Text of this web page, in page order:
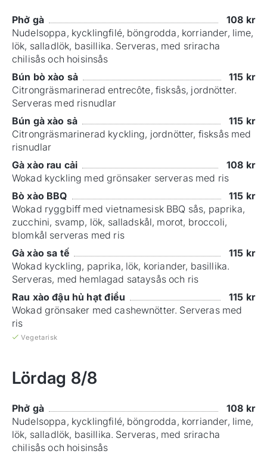
Phở gà 108 kr
Nudelsoppa, kycklingfilé, böngrodda, korriander, lime,
lök, salladlök, basillika. Serveras, med sriracha
chilisås och hoisinsås
Bún bò xào sả
115 kr
Citrongräsmarinerad entrecôte, fisksås, jordnötter.
Serveras med risnudlar
Bún gà xào sả
115 kr
Citrongräsmarinerad kyckling, jordnötter, fisksås med
risnudlar
Gà xào rau cải
108 kr
Wokad kyckling med grönsaker serveras med ris
Bò xào BBQ
115 kr
Wokad ryggbiff med vietnamesisk BBQ sås, paprika,
zucchini, svamp, lök, salladskål, morot, broccoli,
blomkål serveras med ris
Gà xào sa tế
115 kr
Wokad kyckling, paprika, lök, koriander, basillika.
Serveras, med hemlagad sataysås och ris
Rau xào đậu hủ hạt điều
115 kr
Wokad grönsaker med cashewnötter. Serveras med
ris
Vegetarisk
Lördag 8/8
Phở gà 108 kr
Nudelsoppa, kycklingfilé, böngrodda, korriander, lime,
lök, salladlök, basillika. Serveras, med sriracha
chilisås och hoisinsås